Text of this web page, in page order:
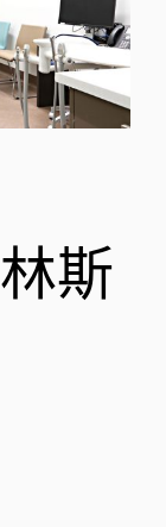
斯